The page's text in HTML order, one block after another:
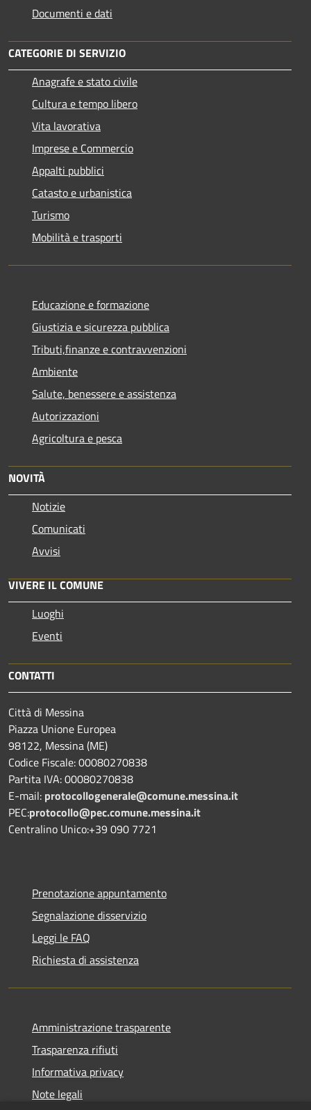
Documenti e dati
CATEGORIE DI SERVIZIO
Anagrafe e stato civile
Cultura e tempo libero
Vita lavorativa
Imprese e Commercio
Appalti pubblici
Catasto e urbanistica
Turismo
Mobilità e trasporti
Educazione e formazione
Giustizia e sicurezza pubblica
Tributi,finanze e contravvenzioni
Ambiente
Salute, benessere e assistenza
Autorizzazioni
Agricoltura e pesca
NOVITÀ
Notizie
Comunicati
Avvisi
VIVERE IL COMUNE
Luoghi
Eventi
CONTATTI
Città di Messina
Piazza Unione Europea
98122, Messina (ME)
Codice Fiscale: 00080270838
Partita IVA: 00080270838
E-mail: protocollogenerale@comune.messina.it
PEC:protocollo@pec.comune.messina.it
Centralino Unico:+39 090 7721
Prenotazione appuntamento
Segnalazione disservizio
Leggi le FAQ
Richiesta di assistenza
Amministrazione trasparente
Trasparenza rifiuti
Informativa privacy
Note legali